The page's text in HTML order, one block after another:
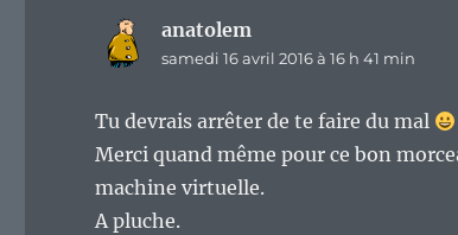
anatolem
samedi 16 avril 2016 à 16 h 41 min
Tu devrais arrêter de te faire du mal
Merci quand même pour ce bon
machine virtuelle.
A pluche.